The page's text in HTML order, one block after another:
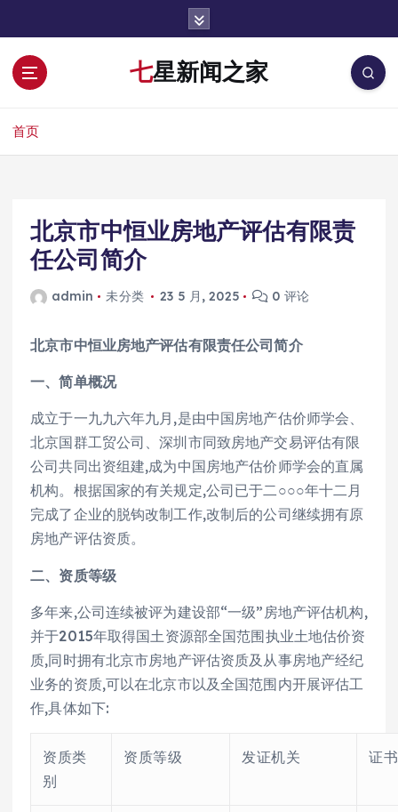
七星新闻之家
首页
北京市中恒业房地产评估有限责
任公司简介
admin 未分类 23 5 月, 2025 0 评论
北京市中恒业房地产评估有限责任公司简介
一、简单概况
成立于一九九六年九月,是由中国房地产估价师学会、
北京国群工贸公司、深圳市同致房地产交易评估有限
公司共同出资组建,成为中国房地产估价师学会的直属
机构。根据国家的有关规定,公司已于二○○○年十二月
完成了企业的脱钩改制工作,改制后的公司继续拥有原
房地产评估资质。
二、资质等级
多年来,公司连续被评为建设部“一级”房地产评估机构,
并于2015年取得国土资源部全国范围执业土地估价资
质,同时拥有北京市房地产评估资质及从事房地产经纪
业务的资质,可以在北京市以及全国范围内开展评估工
作,具体如下:
资质类
别
资质等级 发证机关 证